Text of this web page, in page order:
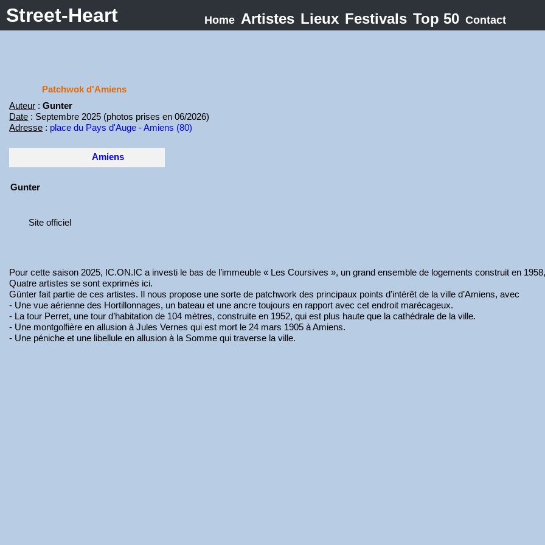
Street-Heart Home Artistes Lieux Festivals Top 50 Contact
Patchwok d'Amiens
Auteur :Gunter
Date : Septembre 2025 (photos prises en 06/2026)
Adresse : place du Pays d'Auge - Amiens (80)
Amiens
Gunter
Site officiel
Pour cette saison 2025, IC.ON.IC a investi le bas de l’immeuble « Les Coursives », un grand ensemble de logements construit en
Quatre artistes se sont exprimés ici.
Günter fait partie de ces artistes. Il nous propose une sorte de patchwork des principaux points d’intérêt de la ville d’Amiens, avec
- Une vue aérienne des Hortillonnages, un bateau et une ancre toujours en rapport avec cet endroit marécageux.
- La tour Perret, une tour d’habitation de 104 mètres, construite en 1952, qui est plus haute que la cathédrale de la ville.
- Une montgolfière en allusion à Jules Vernes qui est mort le 24 mars 1905 à Amiens.
- Une péniche et une libellule en allusion à la Somme qui traverse la ville.